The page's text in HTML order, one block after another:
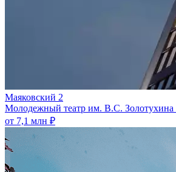
Маяковский 2
Молодежный театр им. В.С. Золотухина
от 7,1 млн ₽